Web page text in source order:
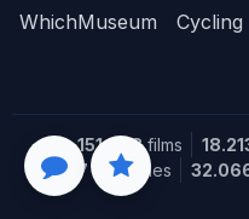
WhichMuseum Cycling
151.628films
1.387recensies